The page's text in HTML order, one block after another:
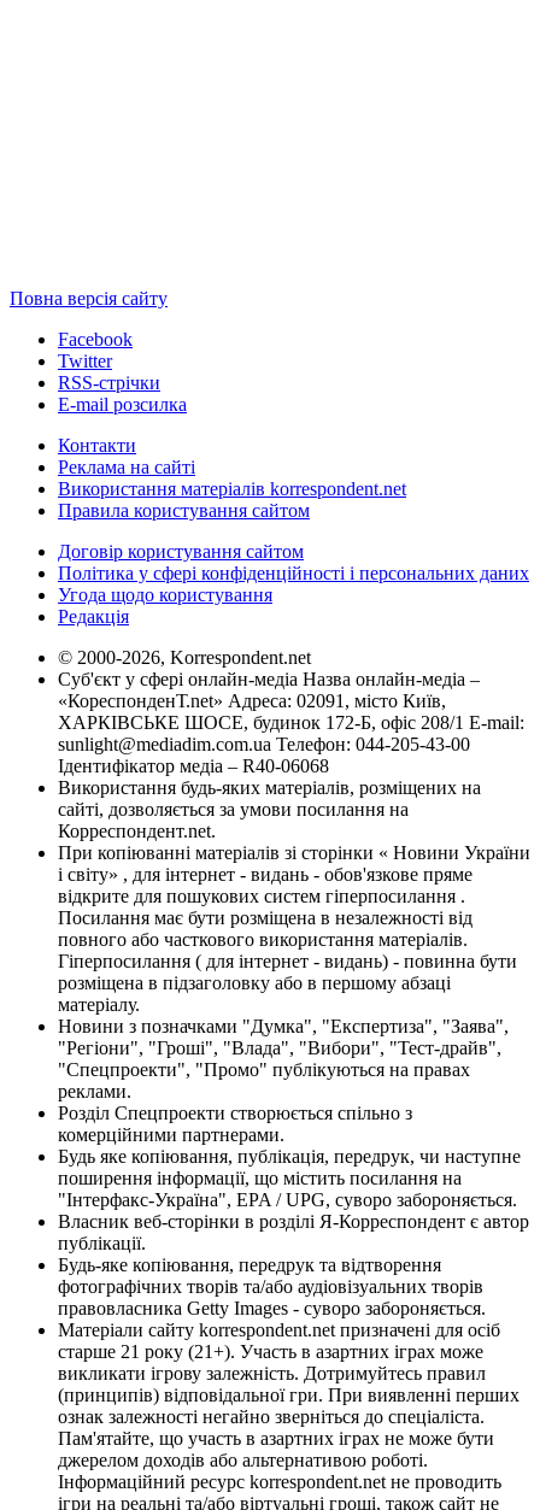
Повна версія сайту
Facebook
Twitter
RSS-стрічки
E-mail розсилка
Контакти
Реклама на сайті
Використання матеріалів korrespondent.net
Правила користування сайтом
Договір користування сайтом
Політика у сфері конфіденційності і персональних даних
Угода щодо користування
Редакція
© 2000-2026, Korrespondent.net
Суб'єкт у сфері онлайн-медіа Назва онлайн-медіа –
«КореспонденТ.net» Адреса: 02091, місто Київ,
ХАРКІВСЬКЕ ШОСЕ, будинок 172-Б, офіс 208/1 E-mail:
sunlight@mediadim.com.ua Телефон: 044-205-43-00
Ідентифікатор медіа – R40-06068
Використання будь-яких матеріалів, розміщених на
сайті, дозволяється за умови посилання на
Корреспондент.net.
При копіюванні матеріалів зі сторінки « Новини України
і світу» , для інтернет - видань - обов'язкове пряме
відкрите для пошукових систем гіперпосилання .
Посилання має бути розміщена в незалежності від
повного або часткового використання матеріалів.
Гіперпосилання ( для інтернет - видань) - повинна бути
розміщена в підзаголовку або в першому абзаці
матеріалу.
Новини з позначками "Думка", "Експертиза", "Заява",
"Регіони", "Гроші", "Влада", "Вибори", "Тест-драйв",
"Спецпроекти", "Промо" публікуються на правах
реклами.
Розділ Спецпроекти створюється спільно з
комерційними партнерами.
Будь яке копіювання, публікація, передрук, чи наступне
поширення інформації, що містить посилання на
"Інтерфакс-Україна", EPA / UPG, суворо забороняється.
Власник веб-сторінки в розділі Я-Корреспондент є автор
публікації.
Будь-яке копіювання, передрук та відтворення
фотографічних творів та/або аудіовізуальних творів
правовласника Getty Images - суворо забороняється.
Матеріали сайту korrespondent.net призначені для осіб
старше 21 року (21+). Участь в азартних іграх може
викликати ігрову залежність. Дотримуйтесь правил
(принципів) відповідальної гри. При виявленні перших
ознак залежності негайно зверніться до спеціаліста.
Пам'ятайте, що участь в азартних іграх не може бути
джерелом доходів або альтернативою роботі.
Інформаційний ресурс korrespondent.net не проводить
ігри на реальні та/або віртуальні гроші, також сайт не